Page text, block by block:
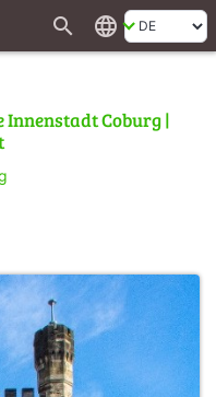
search language
Innenstadt Coburg |